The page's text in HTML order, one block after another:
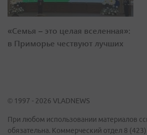
«Семья – это целая вселенная»:
в Приморье чествуют лучших
© 1997 - 2026 VLADNEWS
При любом использовании материалов
обязательна. Коммерческий отдел 8